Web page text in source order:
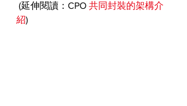
(延伸閱讀：CPO 共同封裝的架構介
紹)